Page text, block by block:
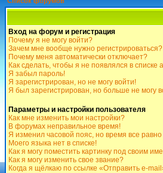
Вход на форум и регистрация
Почему я не могу войти?
Зачем мне вообще нужно регистрироваться?
Почему меня автоматически отключает?
Как сделать, чтобы я не появлялся в списке
Я забыл пароль!
Я зарегистрирован, но не могу войти!
Я был зарегистрирован, но больше не могу
Параметры и настройки пользователя
Как мне изменить мои настройки?
В форумах неправильное время!
Я изменил часовой пояс, но время все
Моего языка нет в списке!
Как я могу поместить картинку под своим
Как я могу изменить свое звание?
Когда я щёлкаю по ссылке «Отправить e-